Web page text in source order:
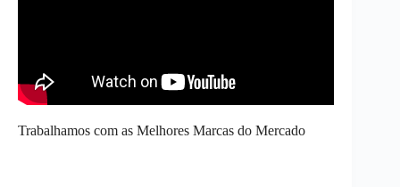
Trabalhamos com as Melhores Marcas do Mercado